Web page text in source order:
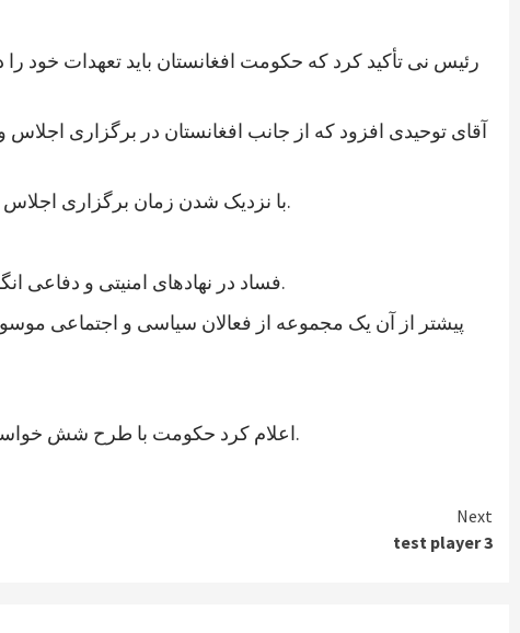
رئیس نی تأکید کرد که حکومت افغانستان باید تعهدات خود
آقای توحیدی افزود که از جانب افغانستان در برگزاری
با نزدیک شدن زمان برگزاری اجلاس ورشو، نهادها و گروه‌های مختلف در پی اعمال فشار بر حکومت افغانستان برآمده‌اند تا به مسائل داخلی بیشتر توجه کند.
فساد در نهادهای امنیتی و دفاعی انگشت گذاشت و آن را خطر اصلی در افغانستان عنوان کرد. این سازمان از حکومت خواست که به این امر توجه جدی کند.
پیشتر از آن یک مجموعه از فعالان سیاسی و اجتماعی
اعلام کرد حکومت با طرح شش خواست مشخص به این اجلاس می‌رود که عمدتاً شامل درخواست کمک برای تقویت و تجهیز نیروهای مسلح افغانستان است.
Next
test player 3